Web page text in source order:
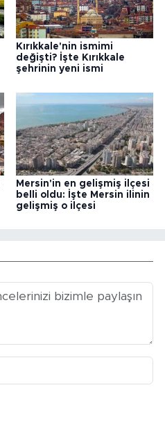
Kırıkkale'nin ismimi
değişti? İşte Kırıkkale
şehrinin yeni ismi
Mersin'in en gelişmiş ilçesi
belli oldu: İşte Mersin ilinin
gelişmiş o ilçesi